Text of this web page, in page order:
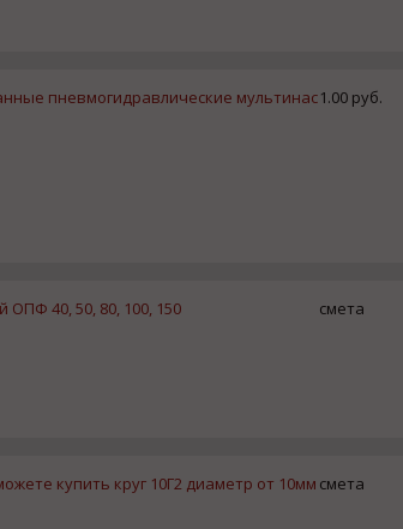
пневмогидравлические мультинас1.00 руб.
40, 50, 80, 100, 150 смета
купить круг 10Г2 диаметр от 10мм смета